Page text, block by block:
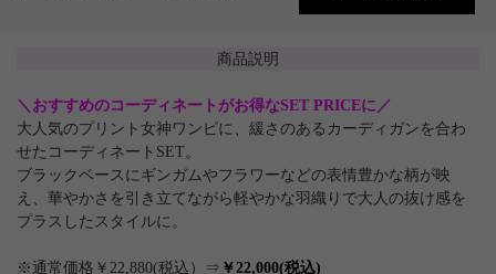
商品説明
＼おすすめのコーディネートがお得なSET PRICEに／
大人気のプリント女神ワンピに、緩さのあるカーディガンを合わ
せたコーディネートSET。
ブラックベースにギンガムやフラワーなどの表情豊かな柄が映
え、華やかさを引き立てながら軽やかな羽織りで大人の抜け感を
プラスしたスタイルに。
※通常価格￥22,880(税込）⇒ ￥22,000(税込)